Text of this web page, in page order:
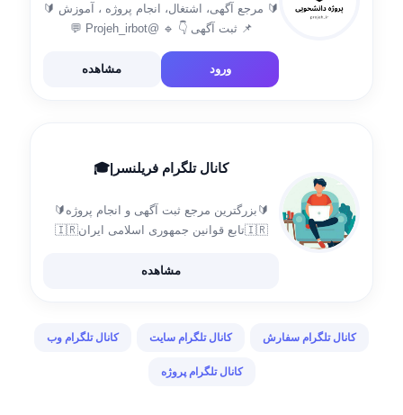
🔰 مرجع آگهی، اشتغال، انجام پروژه ، آموزش 🔰
📌 ثبت آگهی 👇 🔹 @Projeh_irbot 💬
راهنمای کانال 👇 🔹 @Amniat_Projeh
ورود مشاهده
کانال تلگرام فریلنسر|🎓
🔰بزرگترین مرجع ثبت آگهی و انجام پروژه🔰
🇮🇷تابع قوانین جمهوری اسلامی ایران🇮🇷
کاریابی،تبلیغ کسب وکار آگهی های استخدام ثبت
مشاهده
کانال تلگرام سفارش کانال تلگرام سایت کانال تلگرام وب
کانال تلگرام پروژه